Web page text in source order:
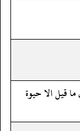
قيل الا حيوة